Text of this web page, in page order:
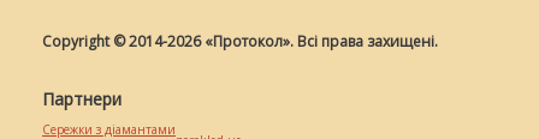
Copyright © 2014-2026 «Протокол». Всі права захищені.
Партнери
Сережки з діамантами